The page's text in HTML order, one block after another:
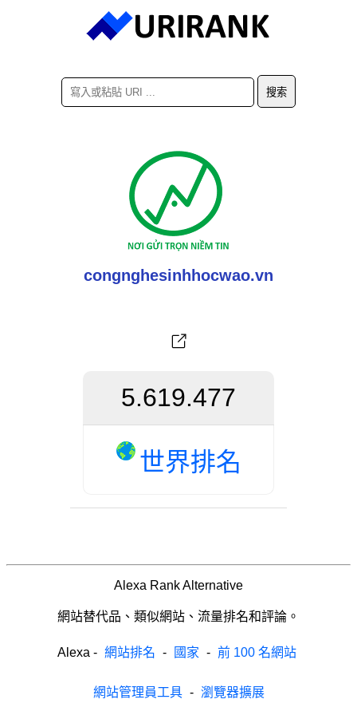
congnghesinhhocwao.vn
5.619.477
世界排名
Alexa Rank Alternative
網站替代品、類似網站、流量排名和評論。
Alexa - 網站排名 - 國家 - 前 100 名網站
網站管理員工具 - 瀏覽器擴展